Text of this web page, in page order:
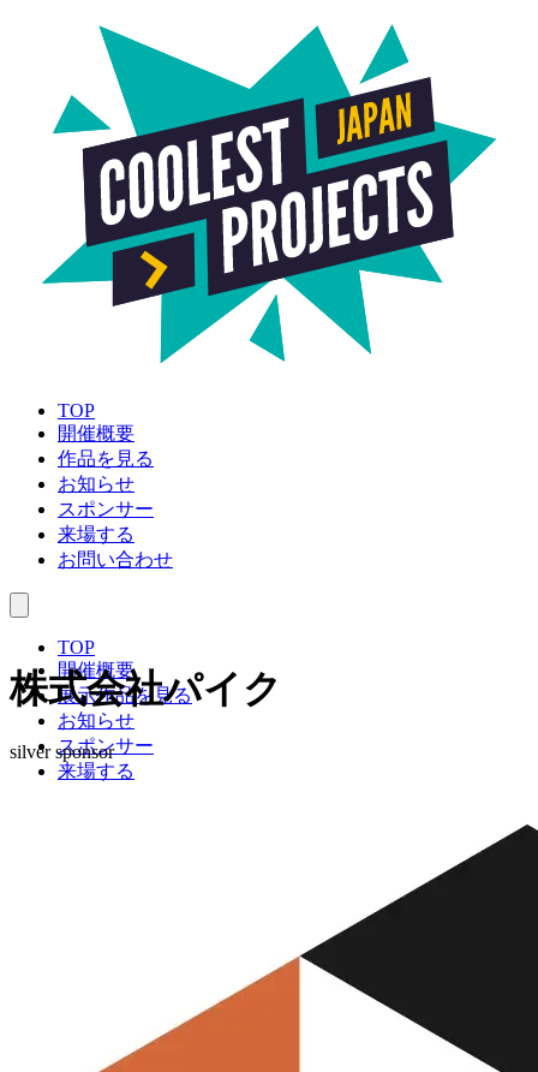
TOP
開催概要
作品を見る
お知らせ
スポンサー
来場する
お問い合わせ
TOP
開催概要
展示作品を見る
お知らせ
スポンサー
来場する
株式会社パイク
silver sponsor